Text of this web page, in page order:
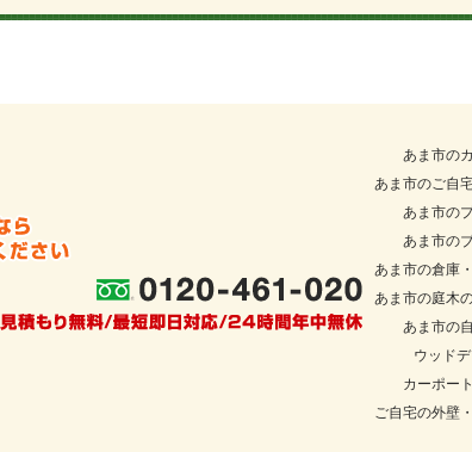
あま市の
あま市のご自
あま市の
あま市の
あま市の倉庫
あま市の庭木
あま市の
ウッド
カーポ
ご自宅の外壁